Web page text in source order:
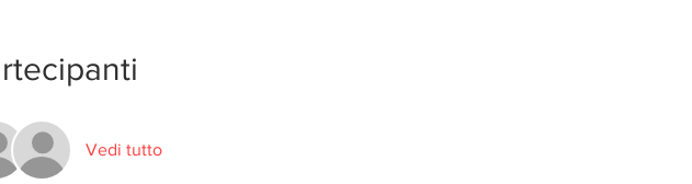
Vedi tutto